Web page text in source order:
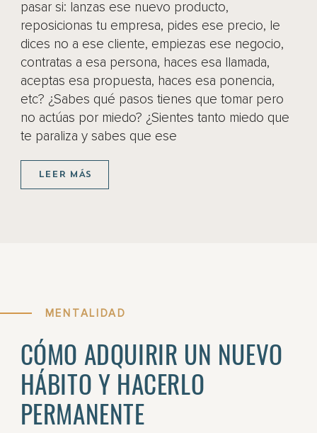
pasar si: lanzas ese nuevo producto,
reposicionas tu empresa, pides ese precio, le
dices no a ese cliente, empiezas ese negocio,
contratas a esa persona, haces esa llamada,
aceptas esa propuesta, haces esa ponencia,
etc? ¿Sabes qué pasos tienes que tomar pero
no actúas por miedo? ¿Sientes tanto miedo que
te paraliza y sabes que ese
LEER MÁS
MENTALIDAD
CÓMO ADQUIRIR UN NUEVO
HÁBITO Y HACERLO
PERMANENTE